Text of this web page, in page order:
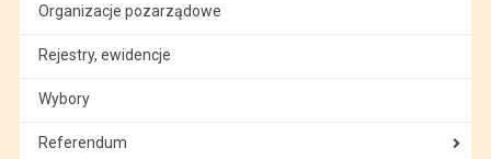
Organizacje pozarządowe
Rejestry, ewidencje
Wybory
Referendum